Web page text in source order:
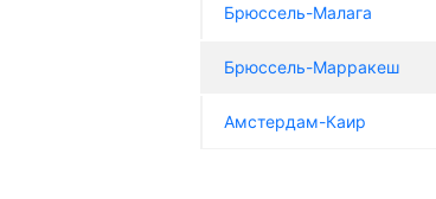
Брюссель-Малага
Брюссель-Марракеш
Амстердам-Каир